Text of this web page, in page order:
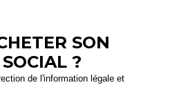
SON
?
de l'information légale et